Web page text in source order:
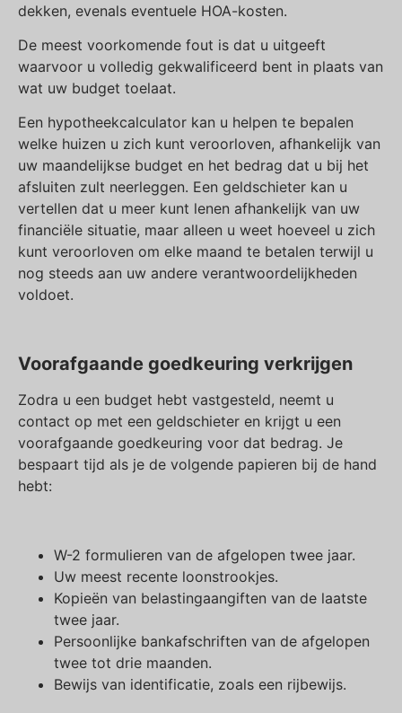
dekken, evenals eventuele HOA-kosten.
De meest voorkomende fout is dat u uitgeeft
waarvoor u volledig gekwalificeerd bent in plaats van
wat uw budget toelaat.
Een hypotheekcalculator kan u helpen te bepalen
welke huizen u zich kunt veroorloven, afhankelijk van
uw maandelijkse budget en het bedrag dat u bij het
afsluiten zult neerleggen. Een geldschieter kan u
vertellen dat u meer kunt lenen afhankelijk van uw
financiële situatie, maar alleen u weet hoeveel u zich
kunt veroorloven om elke maand te betalen terwijl u
nog steeds aan uw andere verantwoordelijkheden
voldoet.
Voorafgaande goedkeuring verkrijgen
Zodra u een budget hebt vastgesteld, neemt u
contact op met een geldschieter en krijgt u een
voorafgaande goedkeuring voor dat bedrag. Je
bespaart tijd als je de volgende papieren bij de hand
hebt:
W-2 formulieren van de afgelopen twee jaar.
Uw meest recente loonstrookjes.
Kopieën van belastingaangiften van de laatste
twee jaar.
Persoonlijke bankafschriften van de afgelopen
twee tot drie maanden.
Bewijs van identificatie, zoals een rijbewijs.